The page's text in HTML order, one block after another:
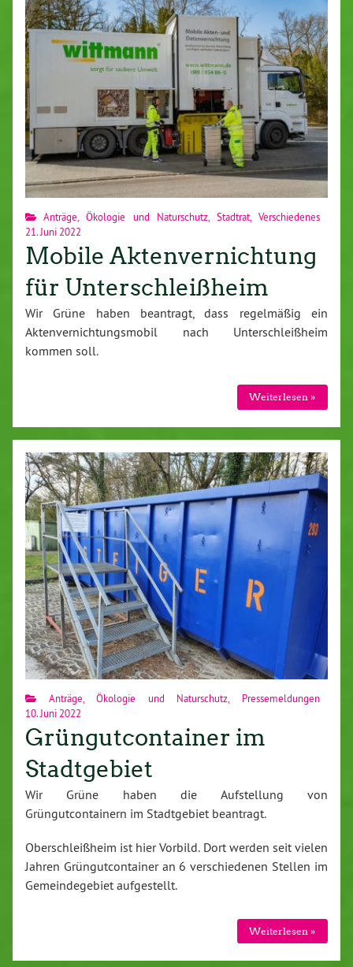
Anträge,Ökologie und Naturschutz, Stadtrat,Verschiedenes
21. Juni 2022
Mobile Aktenvernichtung
für Unterschleißheim
Wir Grüne haben beantragt, dass regelmäßig ein
Aktenvernichtungsmobil nach Unterschleißheim
kommen soll.
Weiterlesen »
Anträge ,Ökologie und Naturschutz
Pressemeldungen
10. Juni 2022
Grüngutcontainer im
Stadtgebiet
Wir Grüne haben die Aufstellung von
Grüngutcontainern im Stadtgebiet beantragt.
Oberschleißheim ist hier Vorbild. Dort werden seit vielen
Jahren Grüngutcontainer an 6 verschiedenen Stellen im
Gemeindegebiet aufgestellt.
Weiterlesen »